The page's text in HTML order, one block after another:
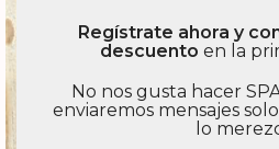
Regístrate ahora y
descuento en la
No nos gusta hacer
enviaremos mensajes
lo